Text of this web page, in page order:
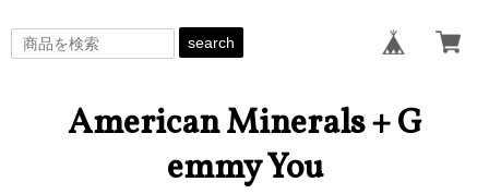
search
American Minerals + G
emmy You